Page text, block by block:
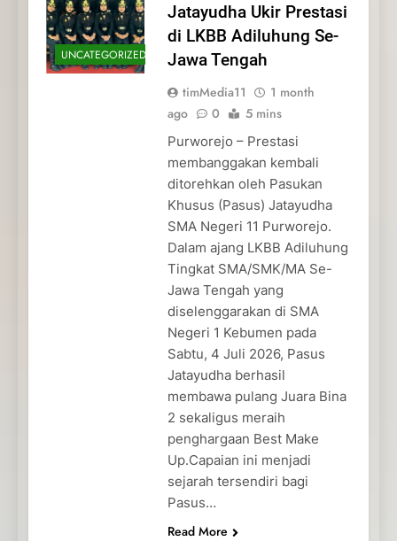
UNCATEGORIZED
Jatayudha Ukir Prestasi
di LKBB Adiluhung Se-
Jawa Tengah
timMedia11
1 month
ago
0 5 mins
Purworejo – Prestasi
membanggakan kembali
ditorehkan oleh Pasukan
Khusus (Pasus) Jatayudha
SMA Negeri 11 Purworejo.
Dalam ajang LKBB Adiluhung
Tingkat SMA/SMK/MA Se-
Jawa Tengah yang
diselenggarakan di SMA
Negeri 1 Kebumen pada
Sabtu, 4 Juli 2026, Pasus
Jatayudha berhasil
membawa pulang Juara Bina
2 sekaligus meraih
penghargaan Best Make
Up.Capaian ini menjadi
sejarah tersendiri bagi
Pasus…
Read More